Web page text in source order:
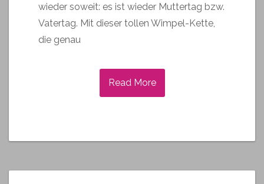
wieder soweit: es ist wieder Muttertag bzw.
Vatertag. Mit dieser tollen Wimpel-Kette,
die genau
Read More